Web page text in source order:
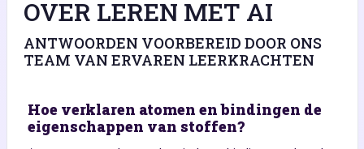
OVER LEREN MET AI
ANTWOORDEN VOORBEREID DOOR ONS
TEAM VAN ERVAREN LEERKRACHTEN
Hoe verklaren atomen en bindingen de
eigenschappen van stoffen?